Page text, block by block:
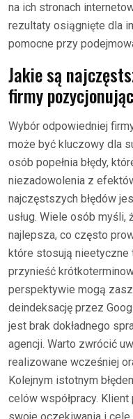
na ich stronach
rezultaty osiągnięte dla
pomocne przy
Jakie są
firmy
Wybór odpowiedniej
może być kluczowy dla
osób popełnia błędy,
niezadowolenia z
najczęstszych błędów
usług. Wiele osób
najlepsza, co często
które stosują nieetyczne
przynieść
perspektywie mogą
deindeksację przez
jest brak dokładnego
agencji. Warto zwrócić
realizowane wcześniej
Kolejnym istotnym
celów współpracy.